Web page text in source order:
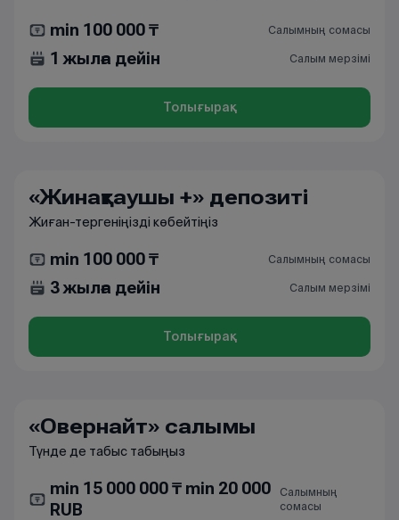
min 100 000 ₸ Салымның сомасы
1 жылға дейін Салым мерзімі
Толығырақ
«Жинақтаушы +» депозиті
Жиған-тергеніңізді көбейтіңіз
min 100 000 ₸ Салымның сомасы
3 жылға дейін Салым мерзімі
Толығырақ
«Овернайт» салымы
Түнде де табыс табыңыз
min 15 000 000 ₸ min 20 000
RUB
Салымның
сомасы